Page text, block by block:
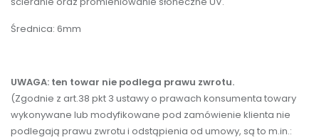
Średnica: 6mm
UWAGA: ten towar nie podlega prawu zwrotu.
(Zgodnie z art.38 pkt 3 ustawy o prawach konsumenta towary
wykonywane lub modyfikowane pod zamówienie klienta nie
podlegają prawu zwrotu i odstąpienia od umowy, są to m.in.: